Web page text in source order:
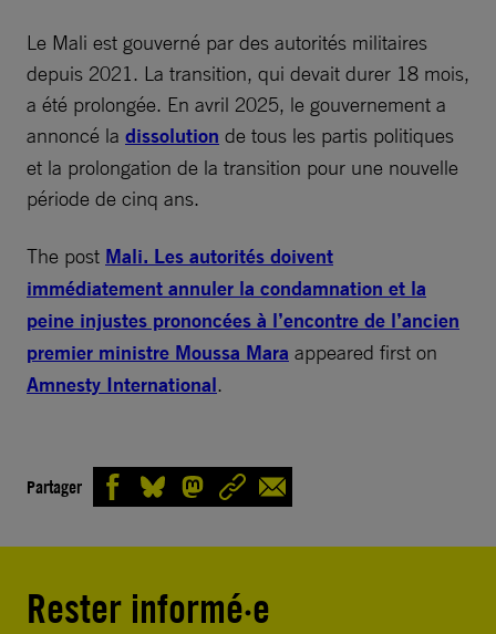
Le Mali est gouverné par des autorités militaires
depuis 2021. La transition, qui devait durer 18 mois,
a été prolongée. En avril 2025, le gouvernement a
annoncé la dissolution de tous les partis politiques
et la prolongation de la transition pour une nouvelle
période de cinq ans.
The post Mali. Les autorités doivent
immédiatement annuler la condamnation et la
peine injustes prononcées à l’encontre de l’ancien
premier ministre Moussa Mara appeared first on
Amnesty International.
Partager
Rester informé·e